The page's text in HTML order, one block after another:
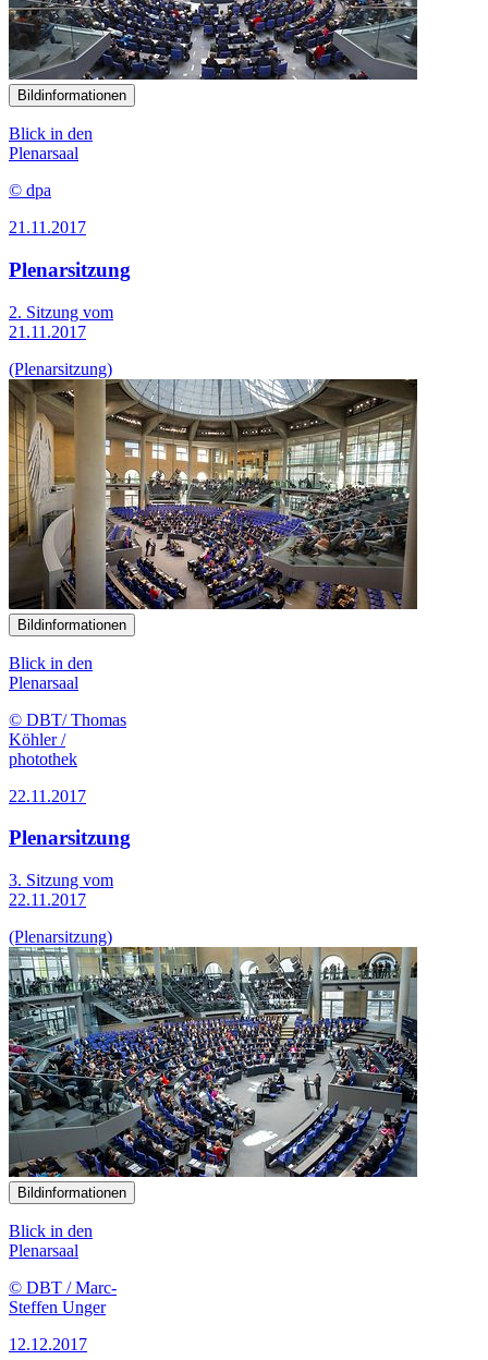
Bildinformationen
Blick in den
Plenarsaal
© dpa
21.11.2017
Plenarsitzung
2. Sitzung vom
21.11.2017
(Plenarsitzung)
Bildinformationen
Blick in den
Plenarsaal
© DBT/ Thomas
Köhler /
photothek
22.11.2017
Plenarsitzung
3. Sitzung vom
22.11.2017
(Plenarsitzung)
Bildinformationen
Blick in den
Plenarsaal
© DBT / Marc-
Steffen Unger
12.12.2017